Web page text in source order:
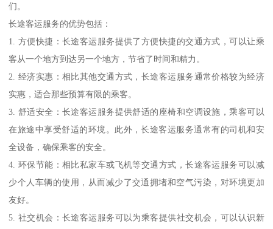
们。
长途客运服务的优势包括：
1. 方便快捷：长途客运服务提供了方便快捷的交通方式，可以让乘
客从一个地方到达另一个地方，节省了时间和精力。
2. 经济实惠：相比其他交通方式，长途客运服务通常价格较为经济
实惠，适合那些预算有限的乘客。
3. 舒适安全：长途客运服务提供舒适的座椅和空调设施，乘客可以
在旅途中享受舒适的环境。此外，长途客运服务通常有的司机和安
全设备，确保乘客的安全。
4. 环保节能：相比私家车或飞机等交通方式，长途客运服务可以减
少个人车辆的使用，从而减少了交通拥堵和空气污染，对环境更加
友好。
5. 社交机会：长途客运服务可以为乘客提供社交机会，可以认识新